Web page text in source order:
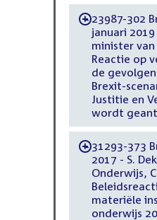
-23987-302
januari 2019
minister
Reactie op
de
Brexit-
Justitie en
wordt
-31293-373
2017 - S.
Onderwijs,
materiële
onderwijs